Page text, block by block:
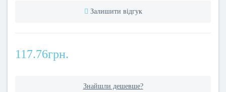
Залишити відгук
117.76грн.
Знайшли дешевше?